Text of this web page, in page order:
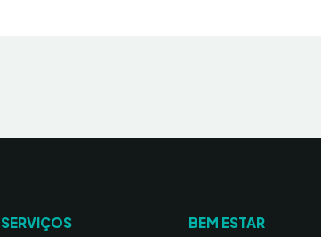
SERVIÇOS BEM ESTAR